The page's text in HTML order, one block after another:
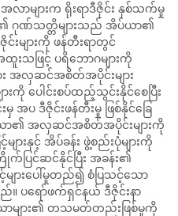
များက ရိုးရာဒီဇိုင်း နှစ်သက်မှု
း၏ ဂုဏ်သတ္တိများသည် အိပ်ယာ၏
င်းများကို ဖန်တီးရာတွင်
းသဖြင့် ပရိဘောဂများကို
ား အလှဆင်အစိတ်အပိုင်းများ
ပေါင်းစပ်ထည့်သွင်းနိုင်စေပြီး
အပ ဒီဇိုင်းဖန်တီးမှု ဖြစ်နိုင်ခြေ
ယာ၏ အလှဆင်အစိတ်အပိုင်းများကို
းနှင့် အိပ်ခန်း ဖွဲ့စည်းပုံများကို
ပြင်ဆင်နိုင်ပြီး အခန်း၏
ားပေါ်မူတည်၍ စံပြသင့်သော
။ ပရော်ဖက်ရှင်နယ် ဒီဇိုင်းနာ
ာများ၏ တသမတ်တည်းဖြစ်မှုကို